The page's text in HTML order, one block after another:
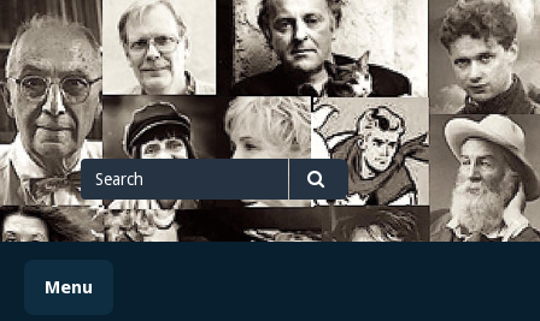
Skip
to
content
Search
for
Search
Menu